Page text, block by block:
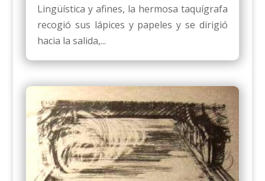
Lingüística y afines, la hermosa taquígrafa
recogió sus lápices y papeles y se dirigió
hacia la salida,...